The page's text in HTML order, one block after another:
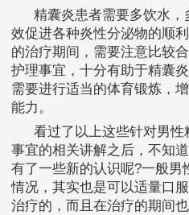
精囊炎患者需要多饮水
效促进各种炎性分泌物的顺
的治疗期间，需要注意比较
护理事宜，十分有助于精囊
需要进行适当的体育锻炼，
能力。
看过了以上这些针对男
事宜的相关讲解之后，不知
有了一些新的认识呢?一般男
情况，其实也是可以适量口
治疗的，而且在治疗的期间